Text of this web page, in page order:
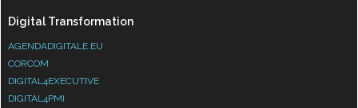
Digital Transformation
AGENDADIGITALE.EU
CORCOM
DIGITAL4EXECUTIVE
DIGITAL4PMI